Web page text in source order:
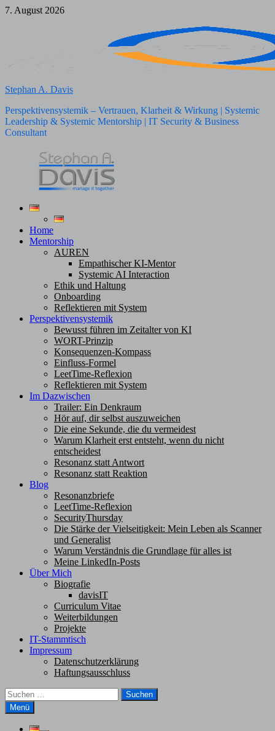
Zum
7. August 2026
Stephan A. Davis
Perspektivensystemik – Vertrauen, Klarheit & Wirkung | Systemic
Leadership & Systemic Mentorship | IT Security & Business
Consultant
Home
Mentorship
AUREN
Empathischer KI-Mentor
Systemic AI Interaction
Ethik und Haltung
Onboarding
Reflektieren mit System
Perspektivensystemik
Bewusst führen im Zeitalter von KI
WORT-Prinzip
Konsequenzen-Kompass
Einfluss-Formel
LeetTime-Reflexion
Reflektieren mit System
Im Dazwischen
Trailer: Ein Denkraum
Hör auf, dir selbst auszuweichen
Die eine Sekunde, die du vermeidest
Warum Klarheit erst entsteht, wenn du nicht
entscheidest
Resonanz statt Antwort
Resonanz statt Reaktion
Blog
Resonanzbriefe
LeetTime-Reflexion
SecurityThursday
Die Stärke der Vielseitigkeit: Mein Leben als Scanner
und Generalist
Warum Verständnis die Grundlage für alles ist
Meine LinkedIn-Posts
Über Mich
Biografie
davisIT
Curriculum Vitae
Weiterbildungen
Projekte
IT-Stammtisch
Impressum
Datenschutzerklärung
Haftungsausschluss
Suchen
nach:
Menü